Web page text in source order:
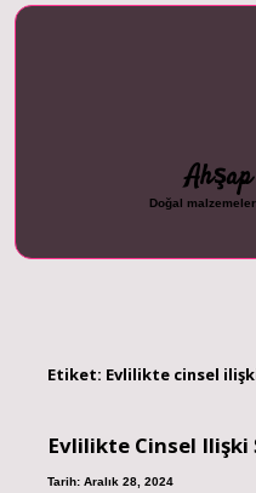
Doğal
Etiket: Evlilikte cinsel
Evlilikte Cinsel Ilişki
Tarih: Aralık 28, 2024